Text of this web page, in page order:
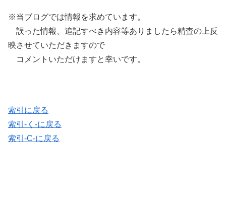
※当ブログでは情報を求めています。
誤った情報、追記すべき内容等ありましたら精査の上反
映させていただきますので
コメントいただけますと幸いです。
索引に戻る
索引-く-に戻る
索引-C-に戻る